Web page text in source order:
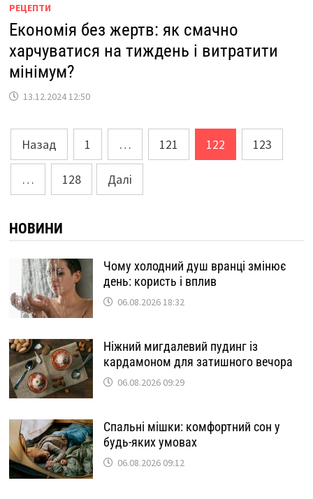
РЕЦЕПТИ
Економія без жертв: як смачно
харчуватися на тиждень і витратити
мінімум?
13.12.2024 12:50
Пагінація
записів
Назад 1 … 121 122 123
… 128 Далі
НОВИНИ
Чому холодний душ вранці змінює
день: користь і вплив
06.08.2026 18:32
Ніжний мигдалевий пудинг із
кардамоном для затишного вечора
06.08.2026 09:29
Спальні мішки: комфортний сон у
будь-яких умовах
06.08.2026 09:12